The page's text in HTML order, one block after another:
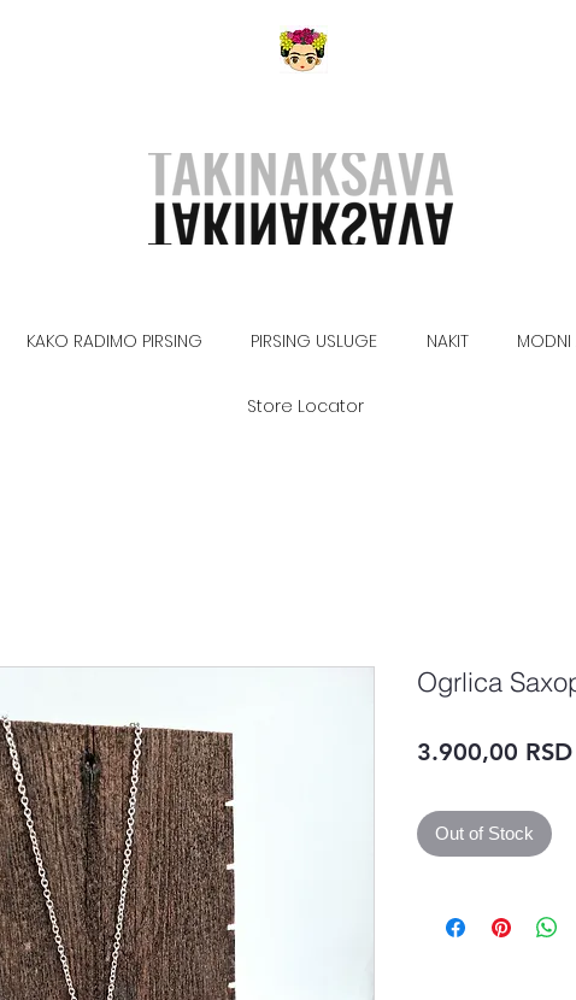
KAKO RADIMO PIRSING PIRSING USLUGE NAKIT MODNI
Store Locator
Ogrlica
3.900,00 RSD
Out of Stock